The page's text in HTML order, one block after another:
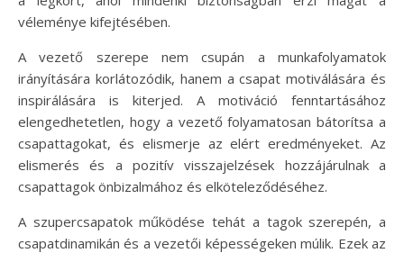
véleménye kifejtésében.
A vezető szerepe nem csupán a munkafolyamatok
irányítására korlátozódik, hanem a csapat motiválására és
inspirálására is kiterjed. A motiváció fenntartásához
elengedhetetlen, hogy a vezető folyamatosan bátorítsa a
csapattagokat, és elismerje az elért eredményeket. Az
elismerés és a pozitív visszajelzések hozzájárulnak a
csapattagok önbizalmához és elköteleződéséhez.
A szupercsapatok működése tehát a tagok szerepén, a
csapatdinamikán és a vezetői képességeken múlik. Ezek az